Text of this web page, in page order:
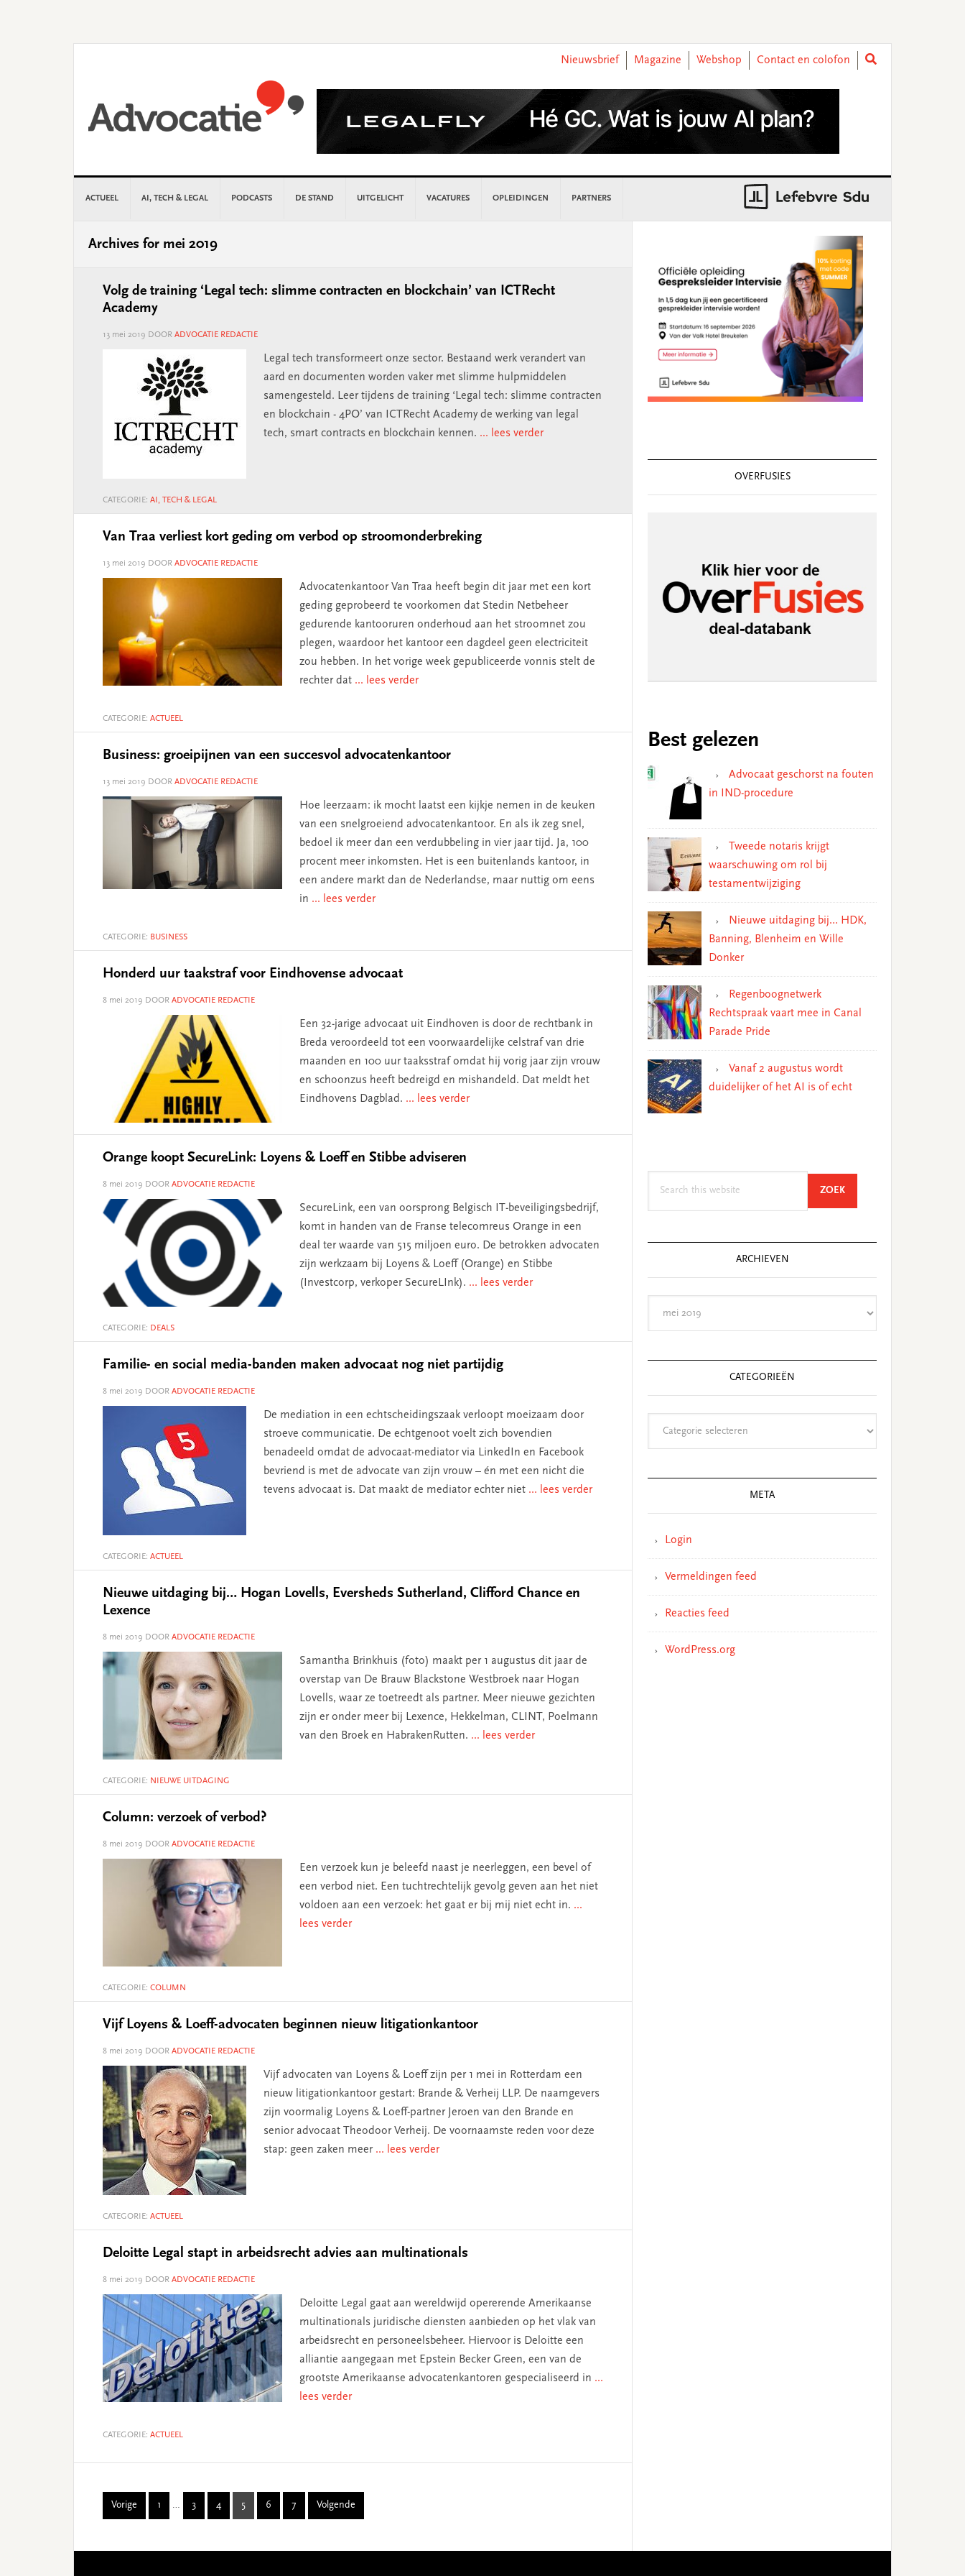
Nieuwsbrief
Magazine Webshop Contact en colofon
ACTUEEL AI, TECH & LEGAL PODCASTS DE STAND UITGELICHT VACATURES OPLEIDINGEN PARTNERS
Archives for mei 2019
Volg de training ‘Legal tech: slimme contracten en blockchain’ van ICTRecht
Academy
13 mei 2019 DOOR ADVOCATIE REDACTIE
Legal tech transformeert onze sector. Bestaand werk verandert van
aard en documenten worden vaker met slimme hulpmiddelen
samengesteld. Leer tijdens de training ‘Legal tech: slimme contracten
en blockchain - 4PO’ van ICTRecht Academy de werking van legal
tech, smart contracts en blockchain kennen. ... lees verder
CATEGORIE: AI, TECH & LEGAL
Van Traa verliest kort geding om verbod op stroomonderbreking
13 mei 2019 DOOR ADVOCATIE REDACTIE
Advocatenkantoor Van Traa heeft begin dit jaar met een kort
geding geprobeerd te voorkomen dat Stedin Netbeheer
gedurende kantooruren onderhoud aan het stroomnet zou
plegen, waardoor het kantoor een dagdeel geen electriciteit
zou hebben. In het vorige week gepubliceerde vonnis stelt de
rechter dat ... lees verder
CATEGORIE: ACTUEEL
Business: groeipijnen van een succesvol advocatenkantoor
13 mei 2019 DOOR ADVOCATIE REDACTIE
Hoe leerzaam: ik mocht laatst een kijkje nemen in de keuken
van een snelgroeiend advocatenkantoor. En als ik zeg snel,
bedoel ik meer dan een verdubbeling in vier jaar tijd. Ja, 100
procent meer inkomsten. Het is een buitenlands kantoor, in
een andere markt dan de Nederlandse, maar nuttig om eens
in ... lees verder
CATEGORIE: BUSINESS
Honderd uur taakstraf voor Eindhovense advocaat
8 mei 2019 DOOR ADVOCATIE REDACTIE
Een 32-jarige advocaat uit Eindhoven is door de rechtbank in
Breda veroordeeld tot een voorwaardelijke celstraf van drie
maanden en 100 uur taaksstraf omdat hij vorig jaar zijn vrouw
en schoonzus heeft bedreigd en mishandeld. Dat meldt het
Eindhovens Dagblad. ... lees verder
Orange koopt SecureLink: Loyens & Loeff en Stibbe adviseren
8 mei 2019 DOOR ADVOCATIE REDACTIE
SecureLink, een van oorsprong Belgisch IT-beveiligingsbedrijf,
komt in handen van de Franse telecomreus Orange in een
deal ter waarde van 515 miljoen euro. De betrokken advocaten
zijn werkzaam bij Loyens & Loeff (Orange) en Stibbe
(Investcorp, verkoper SecureLInk). ... lees verder
CATEGORIE: DEALS
Familie- en social media-banden maken advocaat nog niet partijdig
8 mei 2019 DOOR ADVOCATIE REDACTIE
De mediation in een echtscheidingszaak verloopt moeizaam door
stroeve communicatie. De echtgenoot voelt zich bovendien
benadeeld omdat de advocaat-mediator via LinkedIn en Facebook
bevriend is met de advocate van zijn vrouw – én met een nicht die
tevens advocaat is. Dat maakt de mediator echter niet ... lees verder
CATEGORIE: ACTUEEL
Nieuwe uitdaging bij… Hogan Lovells, Eversheds Sutherland, Clifford Chance en
Lexence
8 mei 2019 DOOR ADVOCATIE REDACTIE
Samantha Brinkhuis (foto) maakt per 1 augustus dit jaar de
overstap van De Brauw Blackstone Westbroek naar Hogan
Lovells, waar ze toetreedt als partner. Meer nieuwe gezichten
zijn er onder meer bij Lexence, Hekkelman, CLINT, Poelmann
van den Broek en HabrakenRutten. ... lees verder
CATEGORIE: NIEUWE UITDAGING
Column: verzoek of verbod?
8 mei 2019 DOOR ADVOCATIE REDACTIE
Een verzoek kun je beleefd naast je neerleggen, een bevel of
een verbod niet. Een tuchtrechtelijk gevolg geven aan het niet
voldoen aan een verzoek: het gaat er bij mij niet echt in. ...
lees verder
CATEGORIE: COLUMN
Vijf Loyens & Loeff-advocaten beginnen nieuw litigationkantoor
8 mei 2019 DOOR ADVOCATIE REDACTIE
Vijf advocaten van Loyens & Loeff zijn per 1 mei in Rotterdam een
nieuw litigationkantoor gestart: Brande & Verheij LLP. De naamgevers
zijn voormalig Loyens & Loeff-partner Jeroen van den Brande en
senior advocaat Theodoor Verheij. De voornaamste reden voor deze
stap: geen zaken meer ... lees verder
CATEGORIE: ACTUEEL
Deloitte Legal stapt in arbeidsrecht advies aan multinationals
8 mei 2019 DOOR ADVOCATIE REDACTIE
Deloitte Legal gaat aan wereldwijd opererende Amerikaanse
multinationals juridische diensten aanbieden op het vlak van
arbeidsrecht en personeelsbeheer. Hiervoor is Deloitte een
alliantie aangegaan met Epstein Becker Green, een van de
grootste Amerikaanse advocatenkantoren gespecialiseerd in ...
lees verder
CATEGORIE: ACTUEEL
Vorige Page
1
Interim
pages
… Page
3 Page
4 Page
5 Page
6 Page
7 Volgende
OVERFUSIES
Best gelezen
Advocaat geschorst na fouten
in IND-procedure
Tweede notaris krijgt
waarschuwing om rol bij
testamentwijziging
Nieuwe uitdaging bij… HDK,
Banning, Blenheim en Wille
Donker
Regenboognetwerk
Rechtspraak vaart mee in Canal
Parade Pride
Vanaf 2 augustus wordt
duidelijker of het AI is of echt
ZOEKSEARCH
ARCHIEVEN
CATEGORIEËN
META
Login
Vermeldingen feed
Reacties feed
WordPress.org